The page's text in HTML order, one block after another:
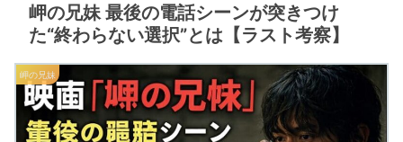
岬の兄妹 最後の電話シーンが突きつけ
た“終わらない選択”とは【ラスト考察】
岬の兄妹